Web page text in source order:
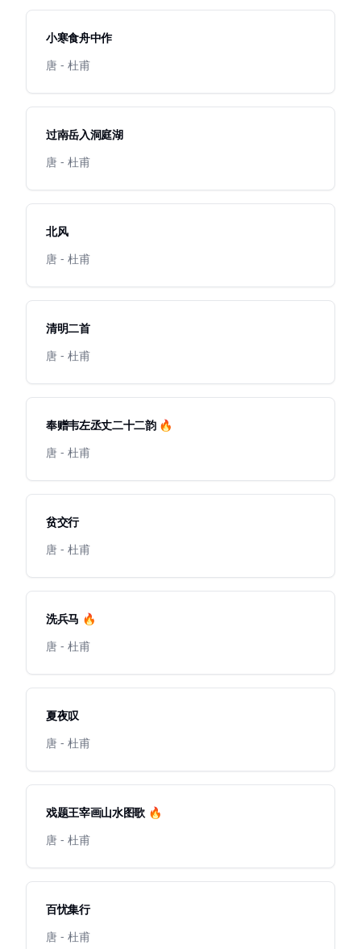
小寒食舟中作
唐 - 杜甫
过南岳入洞庭湖
唐 - 杜甫
北风
唐 - 杜甫
清明二首
唐 - 杜甫
奉赠韦左丞丈二十二韵 🔥
唐 - 杜甫
贫交行
唐 - 杜甫
洗兵马 🔥
唐 - 杜甫
夏夜叹
唐 - 杜甫
戏题王宰画山水图歌 🔥
唐 - 杜甫
百忧集行
唐 - 杜甫